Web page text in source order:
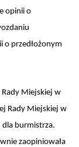
opinii o
o przedłożonym
Rady Miejskiej w
Rady Miejskiej w
dla burmistrza.
zaopiniowała